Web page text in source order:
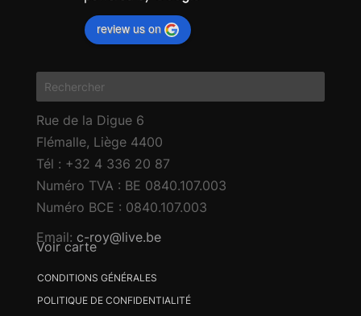
review us on
Rue de la Digue 6
Flémalle, Liège 4400
Tél : +32 4 336 20 87
Numéro TVA : BE 0840.107.003
Numéro BCE : 0840.107.003
Email: c-roy@live.be
Voir carte
CONDITIONS GÉNÉRALES
POLITIQUE DE CONFIDENTIALITÉ